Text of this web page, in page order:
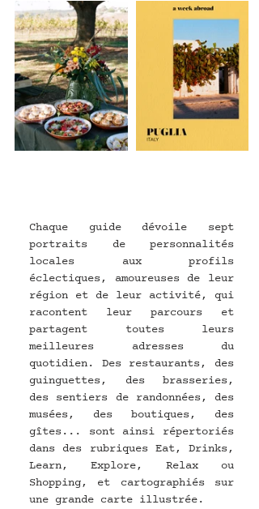
Chaque guide dévoile sept
portraits de personnalités
locales aux profils
éclectiques, amoureuses de leur
région et de leur activité, qui
racontent leur parcours et
partagent toutes leurs
meilleures adresses du
quotidien. Des restaurants, des
guinguettes, des brasseries,
des sentiers de randonnées, des
musées, des boutiques, des
gîtes... sont ainsi répertoriés
dans des rubriques Eat, Drinks,
Learn, Explore, Relax ou
Shopping, et cartographiés sur
une grande carte illustrée.